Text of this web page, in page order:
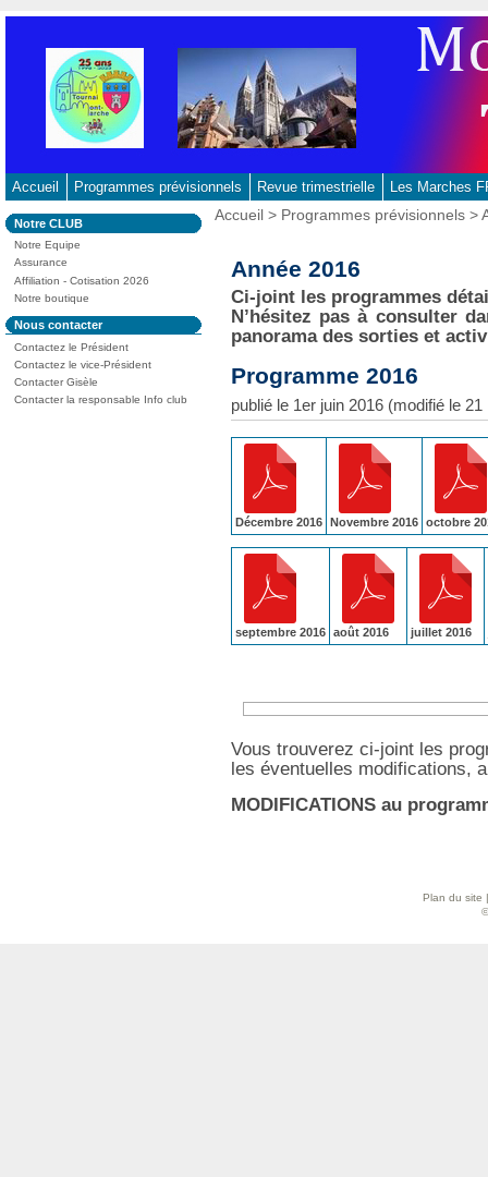
contenu
principal
-
Aller
à
la
recherche
Accueil Programmes prévisionnels Revue trimestrielle Les Marches
Dans
la
rubrique
:
Notre CLUB
Notre Equipe
Assurance
Affiliation - Cotisation 2026
Notre boutique
Dans
la
rubrique
:
Nous contacter
Contactez le Président
Contactez le vice-Président
Contacter Gisèle
Contacter la responsable Info club
Vous
Accueil > Programmes prévisionnels >
Année 2016
Ci-joint les programmes
N’hésitez pas à consulter
panorama des sorties et
Programme 2016
publié le 1er juin 2016 (modifié le
Décembre 2016 Novembre 2016 octobre
septembre 2016 août 2016 juillet 2016
Vous trouverez ci-joint les
les éventuelles modifications,
MODIFICATIONS au
Plan du site